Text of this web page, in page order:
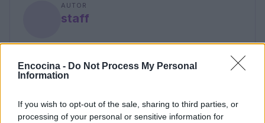
Encocina - Do Not Process My Personal
Information
If you wish to opt-out of the sale, sharing to third parties, or
processing of your personal or sensitive information for
AUTOR
staff